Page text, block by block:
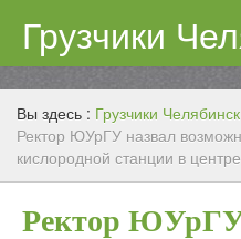
Цены
Контакты
Вы здесь : Грузчики
Ректор ЮУрГУ назвал
кислородной станции в
Ректор ЮУрГУ